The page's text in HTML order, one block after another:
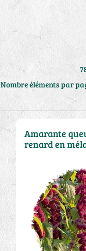
Nombre éléments par
Amarante
renard en